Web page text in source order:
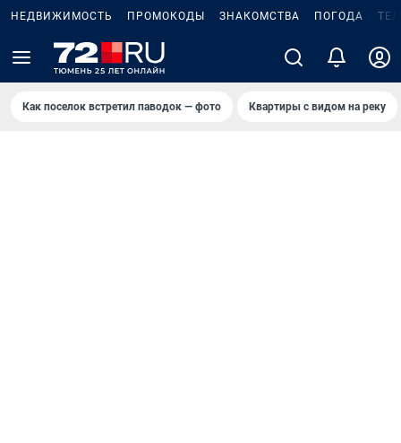
НЕДВИЖИМОСТЬ ПРОМОКОДЫ ЗНАКОМСТВА ПОГОДА
Как поселок встретил паводок — фото Квартиры с видом на реку